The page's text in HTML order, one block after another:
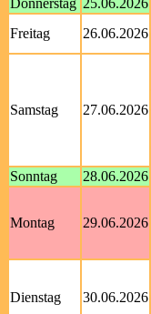
Donnerstag 25.06.2026
Freitag
26.06.2026
Samstag 27.06.2026
Sonntag
28.06.2026
Montag 29.06.2026
Dienstag 30.06.2026